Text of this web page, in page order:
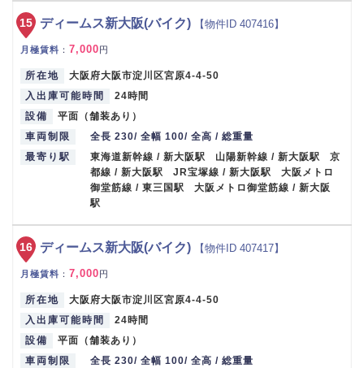
ディームス新大阪(バイク) 【物件ID 407416】
月極賃料 ： 7,000円
所在地
大阪府大阪市淀川区宮原4-4-50
入出庫可能時間
24時間
設備
平面（舗装あり）
車両制限
全長 230/ 全幅 100/ 全高 / 総重量
最寄り駅
東海道新幹線 / 新大阪駅 山陽新幹線 / 新大阪駅 京
都線 / 新大阪駅 JR宝塚線 / 新大阪駅 大阪メトロ
御堂筋線 / 東三国駅 大阪メトロ御堂筋線 / 新大阪
駅
15
ディームス新大阪(バイク) 【物件ID 407417】
月極賃料 ： 7,000 円
所在地
大阪府大阪市淀川区宮原4-4-50
入出庫可能時間
24時間
設備
平面（舗装あり）
車両制限
全長 230/ 全幅 100/ 全高 / 総重量
16